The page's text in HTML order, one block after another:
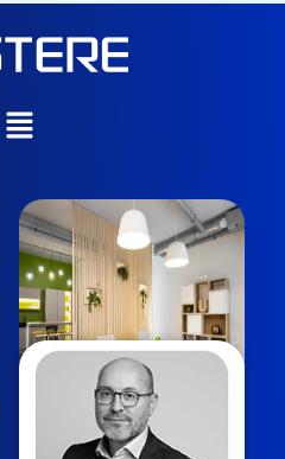
Main